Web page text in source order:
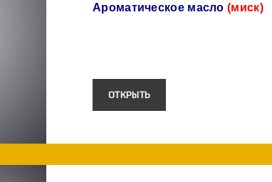
Ароматическое масло (миск)
ОТКРЫТЬ